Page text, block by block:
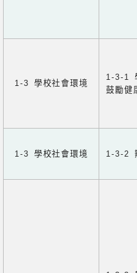
1-3 學校社會環境
1-3-1
鼓勵健
1-3 學校社會環境 1-3-2